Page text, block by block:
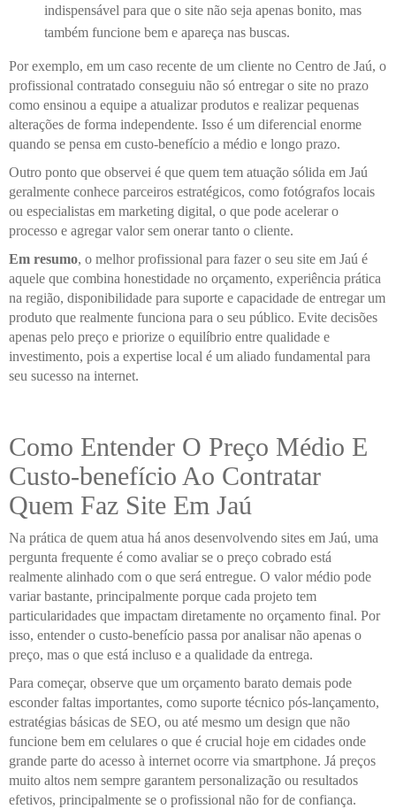
indispensável para que o site não seja apenas bonito, mas
também funcione bem e apareça nas buscas.
Por exemplo, em um caso recente de um cliente no Centro de Jaú, o
profissional contratado conseguiu não só entregar o site no prazo
como ensinou a equipe a atualizar produtos e realizar pequenas
alterações de forma independente. Isso é um diferencial enorme
quando se pensa em custo-benefício a médio e longo prazo.
Outro ponto que observei é que quem tem atuação sólida em Jaú
geralmente conhece parceiros estratégicos, como fotógrafos locais
ou especialistas em marketing digital, o que pode acelerar o
processo e agregar valor sem onerar tanto o cliente.
Em resumo, o melhor profissional para fazer o seu site em Jaú é
aquele que combina honestidade no orçamento, experiência prática
na região, disponibilidade para suporte e capacidade de entregar um
produto que realmente funciona para o seu público. Evite decisões
apenas pelo preço e priorize o equilíbrio entre qualidade e
investimento, pois a expertise local é um aliado fundamental para
seu sucesso na internet.
Como Entender O Preço Médio E
Custo-benefício Ao Contratar
Quem Faz Site Em Jaú
Na prática de quem atua há anos desenvolvendo sites em Jaú, uma
pergunta frequente é como avaliar se o preço cobrado está
realmente alinhado com o que será entregue. O valor médio pode
variar bastante, principalmente porque cada projeto tem
particularidades que impactam diretamente no orçamento final. Por
isso, entender o custo-benefício passa por analisar não apenas o
preço, mas o que está incluso e a qualidade da entrega.
Para começar, observe que um orçamento barato demais pode
esconder faltas importantes, como suporte técnico pós-lançamento,
estratégias básicas de SEO, ou até mesmo um design que não
funcione bem em celulares o que é crucial hoje em cidades onde
grande parte do acesso à internet ocorre via smartphone. Já preços
muito altos nem sempre garantem personalização ou resultados
efetivos, principalmente se o profissional não for de confiança.